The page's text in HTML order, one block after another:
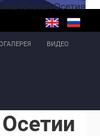
Южная Осетия
ВИДЕО